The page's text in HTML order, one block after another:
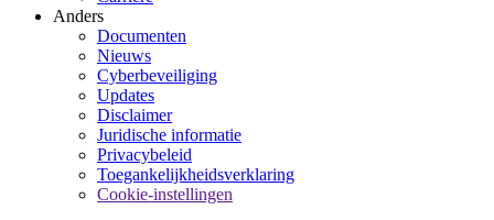
Anders
Documenten
Nieuws
Cyberbeveiliging
Updates
Disclaimer
Juridische informatie
Privacybeleid
Toegankelijkheidsverklaring
Cookie-instellingen